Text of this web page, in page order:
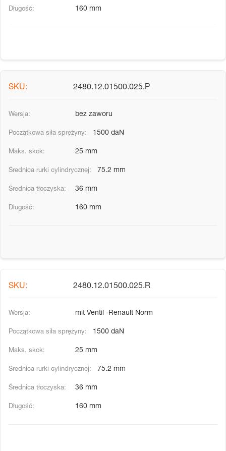
160 mm
2480.12.01500.025.P
bez zaworu
1500 daN
25 mm
75.2 mm
36 mm
160 mm
2480.12.01500.025.R
mit Ventil -Renault Norm
1500 daN
25 mm
75.2 mm
36 mm
160 mm